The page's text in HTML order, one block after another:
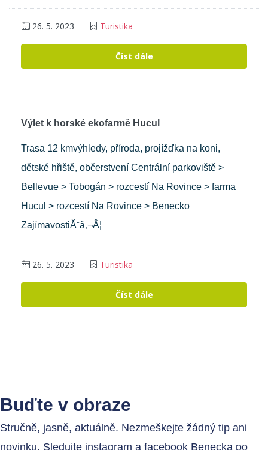
26. 5. 2023 Turistika
Číst dále
Výlet k horské ekofarmě Hucul
Trasa 12 kmvýhledy, příroda, projížďka na koni,
dětské hřiště, občerstvení Centrální parkoviště >
Bellevue > Tobogán > rozcestí Na Rovince > farma
Hucul > rozcestí Na Rovince > Benecko
ZajímavostiĂ˘â‚¬Â¦
26. 5. 2023 Turistika
Číst dále
Buďte v obraze
Stručně, jasně, aktuálně. Nezmeškejte žádný tip ani
novinku. Sledujte instagram a facebook Benecka po